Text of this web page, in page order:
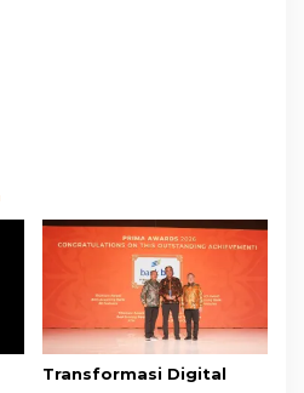
Transformasi Digital